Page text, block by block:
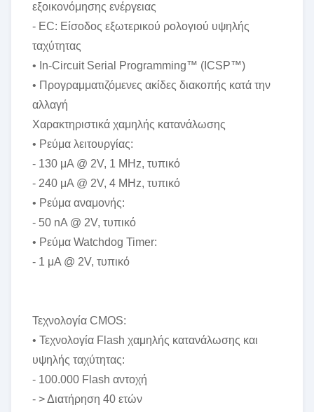
εξοικονόμησης ενέργειας
- EC: Είσοδος εξωτερικού ρολογιού υψηλής
ταχύτητας
• In-Circuit Serial Programming™ (ICSP™)
• Προγραμματιζόμενες ακίδες διακοπής κατά την
αλλαγή
Χαρακτηριστικά χαμηλής κατανάλωσης
• Ρεύμα λειτουργίας:
- 130 μA @ 2V, 1 MHz, τυπικό
- 240 μA @ 2V, 4 MHz, τυπικό
• Ρεύμα αναμονής:
- 50 nA @ 2V, τυπικό
• Ρεύμα Watchdog Timer:
- 1 μA @ 2V, τυπικό
Τεχνολογία CMOS:
• Τεχνολογία Flash χαμηλής κατανάλωσης και
υψηλής ταχύτητας:
- 100.000 Flash αντοχή
- > Διατήρηση 40 ετών